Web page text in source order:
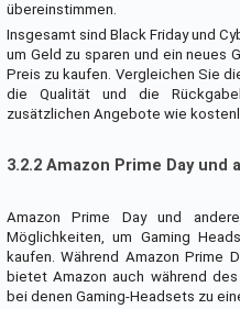
übereinstimmen.
Insgesamt sind Black Friday und
um Geld zu sparen und ein neues
Preis zu kaufen. Vergleichen Sie
die Qualität und die
zusätzlichen Angebote wie
3.2.2 Amazon Prime Day
Amazon Prime Day und
Möglichkeiten, um Gaming
kaufen. Während Amazon Prime
bietet Amazon auch während
bei denen Gaming-Headsets zu